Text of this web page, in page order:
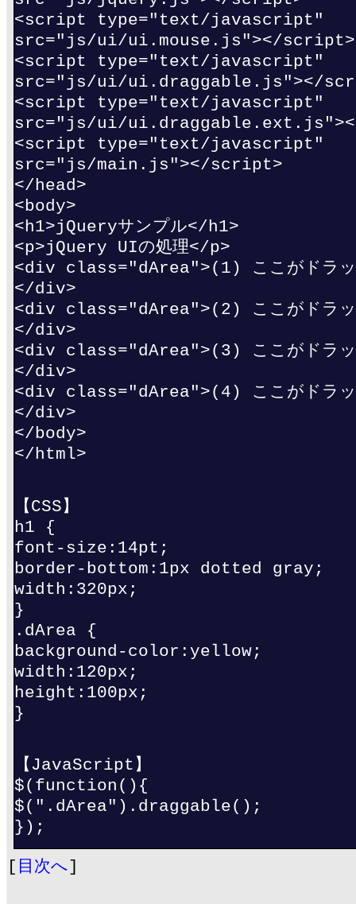
<script type="text/javascript"
src="js/ui/ui.mouse.js"></script>
<script type="text/javascript"
src="js/ui/ui.draggable.js"></
<script type="text/javascript"
src="js/ui/
<script type="text/javascript"
src="js/main.js"></script>
</head>
<body>
<h1>jQueryサンプル</h1>
<p>jQuery UIの処理</p>
<div class="dArea">(1) ここがドラッ
</div>
<div class="dArea">(2) ここがドラッ
</div>
<div class="dArea">(3) ここがドラッ
</div>
<div class="dArea">(4) ここがドラッ
</div>
</body>
</html>
【CSS】
h1 {
font-size:14pt;
border-bottom:1px dotted gray;
width:320px;
}
.dArea {
background-color:yellow;
width:120px;
height:100px;
}
【JavaScript】
$(function(){
$(".dArea").draggable();
});
[ 目次へ]